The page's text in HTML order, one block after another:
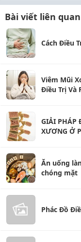
Bài viết liên quan
Cách Điều
Viêm Mũi
Điều Trị Và
GIẢI PHÁP
XƯƠNG Ở
Ăn uống
chóng mặt
Phác Đồ